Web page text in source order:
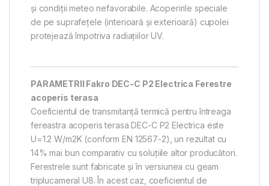
și condiții meteo nefavorabile. Acoperirile speciale
de pe suprafețele (interioară și exterioară) cupolei
protejează împotriva radiațiilor UV.
PARAMETRII Fakro DEC-C P2 Electrica Ferestre
acoperis terasa
Coeficientul de transmitanță termică pentru întreaga
fereastra acoperis terasa DEC-C P2 Electrica este
U=1.2 W/m2K (conform EN 12567-2), un rezultat cu
14% mai bun comparativ cu soluțiile altor producători.
Ferestrele sunt fabricate și în versiunea cu geam
triplucameral U8. În acest caz, coeficientul de